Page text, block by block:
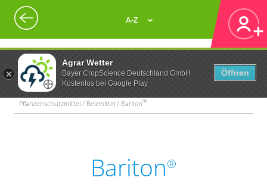
Agrar Wetter
Bayer CropScience Deutschland GmbH
Kostenlos bei Google Play
Öffnen
A-Z
Pflanzenschutzmittel / Beizmittel / Bariton®
Bariton®